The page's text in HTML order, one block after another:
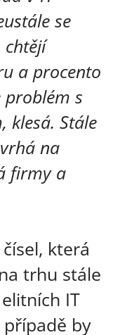
se
a procento
problém s
klesá. Stále
na
firmy a
která
trhu stále
IT
by